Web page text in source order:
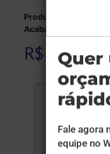
Produção:
Acabamentos:
R$ 336,60